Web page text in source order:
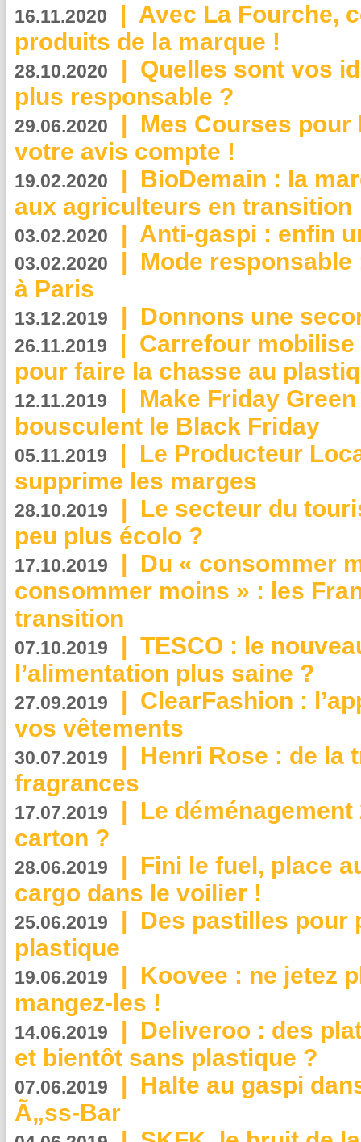
16.11.2020 | Avec La Fourche,
produits de la marque !
28.10.2020 | Quelles sont vos
plus responsable ?
29.06.2020 | Mes Courses pour
votre avis compte !
19.02.2020 | BioDemain : la
aux agriculteurs en transition
03.02.2020 | Anti-gaspi : enfin
03.02.2020 | Mode
à Paris
13.12.2019 | Donnons une
26.11.2019 | Carrefour
pour faire la chasse au
12.11.2019 | Make Friday
bousculent le Black Friday
05.11.2019 | Le Producteur
supprime les marges
28.10.2019 | Le secteur du
peu plus écolo ?
17.10.2019 | Du « consommer
consommer moins » : les
transition
07.10.2019 | TESCO : le
l’alimentation plus saine ?
27.09.2019 | ClearFashion :
vos vêtements
30.07.2019 | Henri Rose : de la
fragrances
17.07.2019 | Le
carton ?
28.06.2019 | Fini le fuel, place
cargo dans le voilier !
25.06.2019 | Des pastilles pour
plastique
19.06.2019 | Koovee : ne jetez
mangez-les !
14.06.2019 | Deliveroo : des
et bientôt sans plastique ?
07.06.2019 | Halte au gaspi
Ã„ss-Bar